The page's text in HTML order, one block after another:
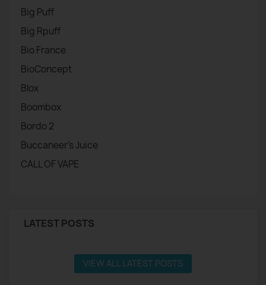
Big Puff
Big Rpuff
Bio France
BioConcept
Blox
Boombox
Bordo 2
Buccaneer's Juice
CALL OF VAPE
LATEST POSTS
VIEW ALL LATEST POSTS